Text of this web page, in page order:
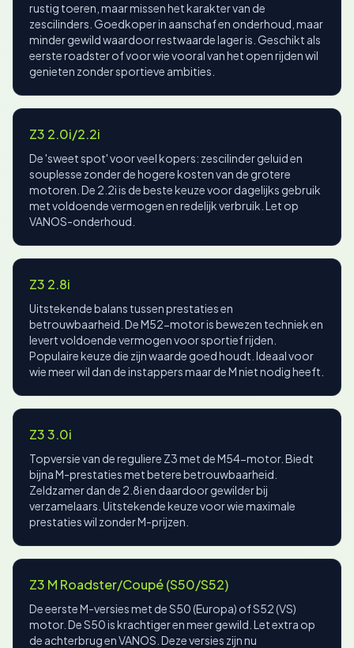
rustig toeren, maar missen het karakter van de
zescilinders. Goedkoper in aanschaf en onderhoud, maar
minder gewild waardoor restwaarde lager is. Geschikt als
eerste roadster of voor wie vooral van het open rijden wil
genieten zonder sportieve ambities.
Z3 2.0i/2.2i
De 'sweet spot' voor veel kopers: zescilinder geluid en
souplesse zonder de hogere kosten van de grotere
motoren. De 2.2i is de beste keuze voor dagelijks gebruik
met voldoende vermogen en redelijk verbruik. Let op
VANOS-onderhoud.
Z3 2.8i
Uitstekende balans tussen prestaties en
betrouwbaarheid. De M52-motor is bewezen techniek en
levert voldoende vermogen voor sportief rijden.
Populaire keuze die zijn waarde goed houdt. Ideaal voor
wie meer wil dan de instappers maar de M niet nodig heeft.
Z3 3.0i
Topversie van de reguliere Z3 met de M54-motor. Biedt
bijna M-prestaties met betere betrouwbaarheid.
Zeldzamer dan de 2.8i en daardoor gewilder bij
verzamelaars. Uitstekende keuze voor wie maximale
prestaties wil zonder M-prijzen.
Z3 M Roadster/Coupé (S50/S52)
De eerste M-versies met de S50 (Europa) of S52 (VS)
motor. De S50 is krachtiger en meer gewild. Let extra op
de achterbrug en VANOS. Deze versies zijn nu